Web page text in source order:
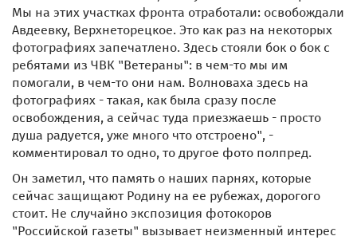
Мы на этих участках фронта отработали: освобождали
Авдеевку, Верхнеторецкое. Это как раз на некоторых
фотографиях запечатлено. Здесь стояли бок о бок с
ребятами из ЧВК "Ветераны": в чем-то мы им
помогали, в чем-то они нам. Волноваха здесь на
фотографиях - такая, как была сразу после
освобождения, а сейчас туда приезжаешь - просто
душа радуется, уже много что отстроено", -
комментировал то одно, то другое фото полпред.
Он заметил, что память о наших парнях, которые
сейчас защищают Родину на ее рубежах, дорогого
стоит. Не случайно экспозиция фотокоров
"Российской газеты" вызывает неизменный интерес